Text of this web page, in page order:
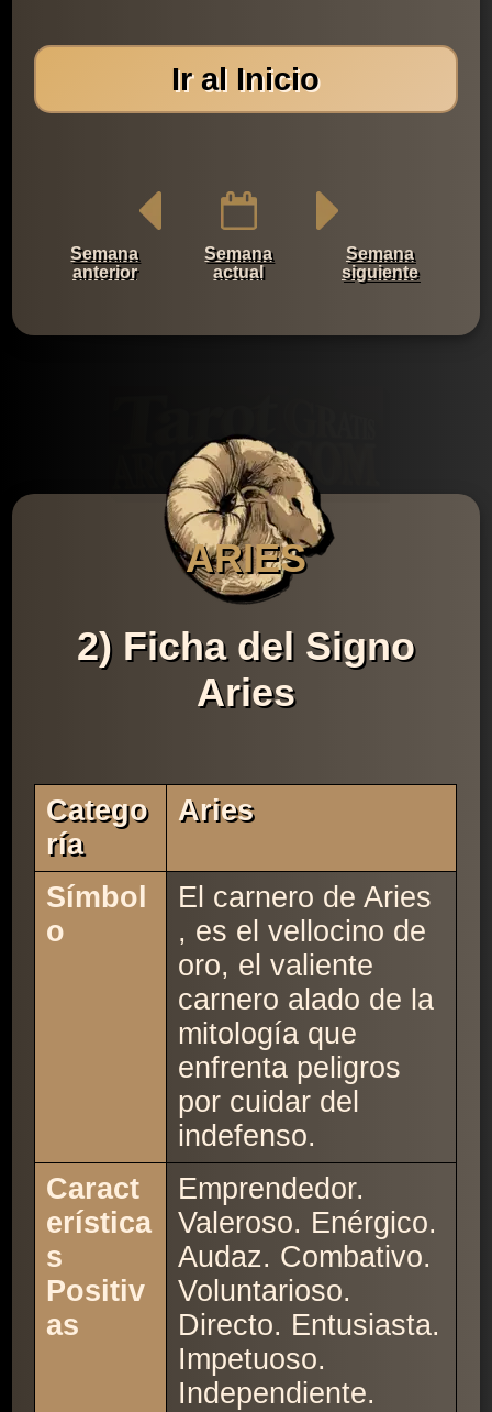
Ir al Inicio
Semana
anterior
Semana
actual
Semana
siguiente
ARIES
2) Ficha del Signo
Aries
Catego
Ría
Aries
Símbol
o
El carnero de Aries
, es el vellocino de
oro, el valiente
carnero alado de la
mitología que
enfrenta peligros
por cuidar del
indefenso.
Caract
erística
s
Positiv
as
Emprendedor.
Valeroso. Enérgico.
Audaz. Combativo.
Voluntarioso.
Directo. Entusiasta.
Impetuoso.
Independiente.